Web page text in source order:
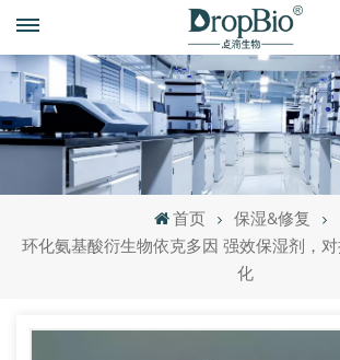
+86 15951008670
首页
保湿&修复
环化氨基酸衍生物依克多因 强效保湿剂，
化